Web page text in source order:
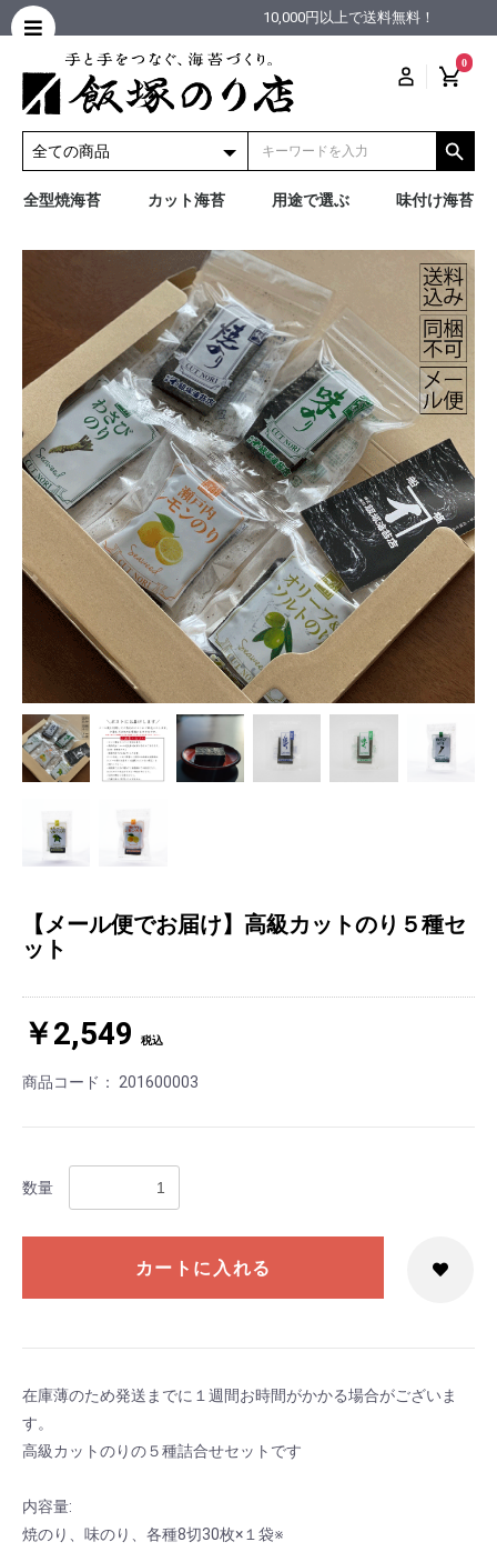
10,000円以上で送料無料！
0
全型焼海苔 カット海苔 用途で選ぶ 味付け海苔
【メール便でお届け】高級カットのり５種セ
ット
￥2,549 税込
商品コード： 201600003
数量
カートに入れる
在庫薄のため発送までに１週間お時間がかかる場合がございま
す。
高級カットのりの５種詰合せセットです
内容量:
焼のり、味のり、各種8切30枚×１袋※